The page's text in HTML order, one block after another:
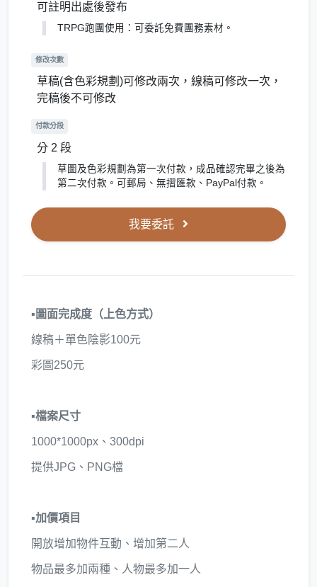
可註明出處後發布
TRPG跑團使用：可委託免費團務素材。
修改次數
草稿(含色彩規劃)可修改兩次，線稿可修改一次，
完稿後不可修改
付款分段
分 2 段
草圖及色彩規劃為第一次付款，成品確認完畢之後為
第二次付款。可郵局、無摺匯款、PayPal付款。
我要委託
▪️圖面完成度（上色方式）
線稿＋單色陰影100元
彩圖250元
▪️檔案尺寸
1000*1000px、300dpi
提供JPG、PNG檔
▪️加價項目
開放增加物件互動、增加第二人
物品最多加兩種、人物最多加一人